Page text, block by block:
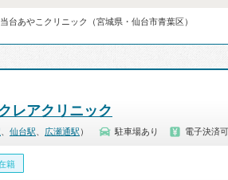
台あやこクリニック（宮城県・仙台市青葉区）
レアクリニック
仙台駅 広瀬通駅 ） 駐車場あり 電子決済可
籍